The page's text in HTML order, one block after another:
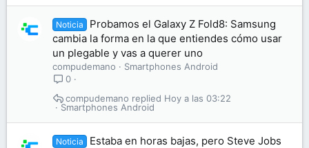
Noticia
Probamos el Galaxy Z Fold8: Samsung
cambia la forma en la que entiendes cómo usar
un plegable y vas a querer uno
compudemano
Smartphones Android
0
Smartphones Android
Hoy a las 03:22
compudemano
Noticia
Estaba en horas bajas, pero Steve Jobs